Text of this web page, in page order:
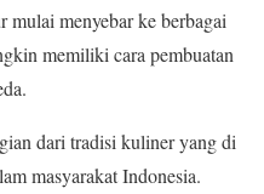
menyebar ke berbagai
memiliki cara pembuatan
dari tradisi kuliner yang di
masyarakat Indonesia.